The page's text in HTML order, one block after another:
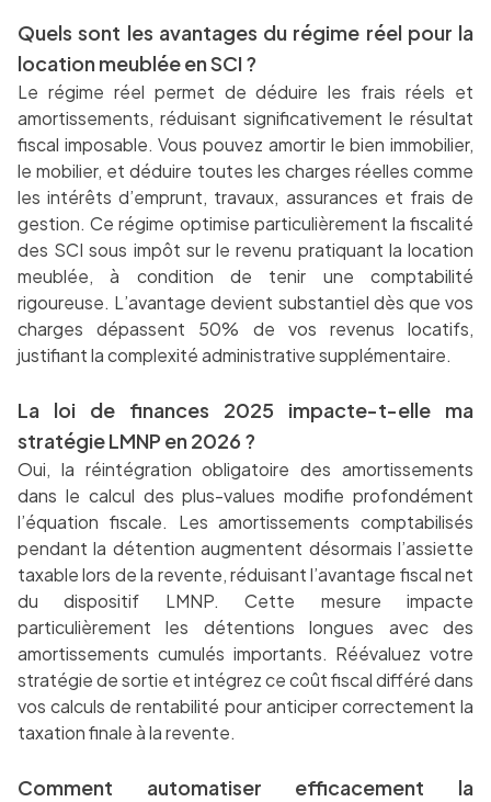
Quels sont les avantages du régime réel pour la
location meublée en SCI ?
Le régime réel permet de déduire les frais réels et
amortissements, réduisant significativement le résultat
fiscal imposable. Vous pouvez amortir le bien immobilier,
le mobilier, et déduire toutes les charges réelles comme
les intérêts d’emprunt, travaux, assurances et frais de
gestion. Ce régime optimise particulièrement la fiscalité
des SCI sous impôt sur le revenu pratiquant la location
meublée, à condition de tenir une comptabilité
rigoureuse. L’avantage devient substantiel dès que vos
charges dépassent 50% de vos revenus locatifs,
justifiant la complexité administrative supplémentaire.
La loi de finances 2025 impacte-t-elle ma
stratégie LMNP en 2026 ?
Oui, la réintégration obligatoire des amortissements
dans le calcul des plus-values modifie profondément
l’équation fiscale. Les amortissements comptabilisés
pendant la détention augmentent désormais l’assiette
taxable lors de la revente, réduisant l’avantage fiscal net
du dispositif LMNP. Cette mesure impacte
particulièrement les détentions longues avec des
amortissements cumulés importants. Réévaluez votre
stratégie de sortie et intégrez ce coût fiscal différé dans
vos calculs de rentabilité pour anticiper correctement la
taxation finale à la revente.
Comment automatiser efficacement la